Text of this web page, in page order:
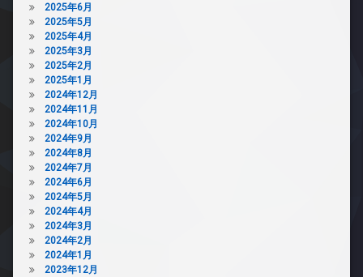
2025年6月
2025年5月
2025年4月
2025年3月
2025年2月
2025年1月
2024年12月
2024年11月
2024年10月
2024年9月
2024年8月
2024年7月
2024年6月
2024年5月
2024年4月
2024年3月
2024年2月
2024年1月
2023年12月